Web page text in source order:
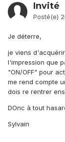
Invité
Posté(e)
Je déterre,
je viens
l'impression que
"ON/OFF" pour
me rend compte
dois re rentrer
DOnc à tout
Sylvain